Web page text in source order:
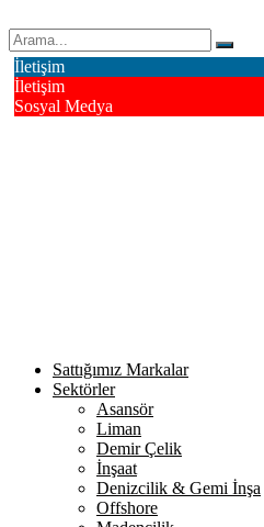
İletişim
İletişim
Sosyal Medya
Sattığımız Markalar
Sektörler
Asansör
Liman
Demir Çelik
İnşaat
Denizcilik & Gemi İnşa
Offshore